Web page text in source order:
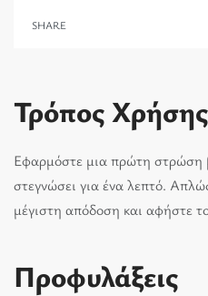
SHARE
Τρόπος Χρήσης
Εφαρμόστε μια πρώτη στρώση
στεγνώσει για ένα λεπτό.
μέγιστη απόδοση και αφήστε
Προφυλάξεις